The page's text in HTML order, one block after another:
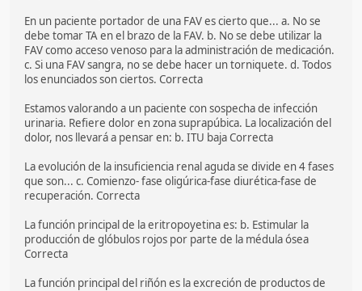
En un paciente portador de una FAV es cierto que... a. No se
debe tomar TA en el brazo de la FAV. b. No se debe utilizar la
FAV como acceso venoso para la administración de medicación.
c. Si una FAV sangra, no se debe hacer un torniquete. d. Todos
los enunciados son ciertos. Correcta
Estamos valorando a un paciente con sospecha de infección
urinaria. Refiere dolor en zona suprapúbica. La localización del
dolor, nos llevará a pensar en: b. ITU baja Correcta
La evolución de la insuficiencia renal aguda se divide en 4 fases
que son... c. Comienzo- fase oligúrica-fase diurética-fase de
recuperación. Correcta
La función principal de la eritropoyetina es: b. Estimular la
producción de glóbulos rojos por parte de la médula ósea
Correcta
La función principal del riñón es la excreción de productos de